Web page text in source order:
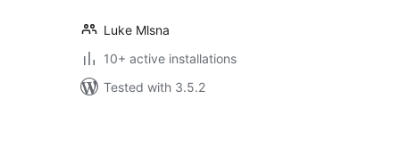
Luke Mlsna
10+ active installations
Tested with 3.5.2